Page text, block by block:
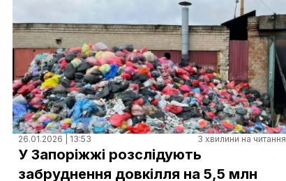
26.01.2026 | 13:53 3 хвилини на читання
У Запоріжжі розслідують
забруднення довкілля на 5,5 млн